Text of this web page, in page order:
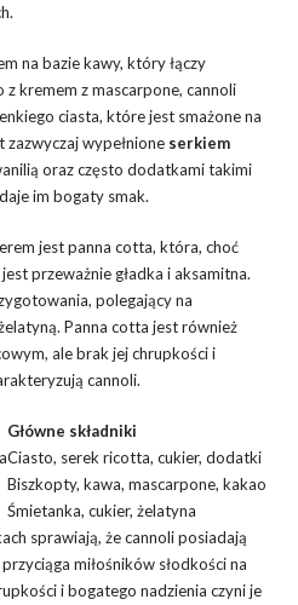
na bazie kawy, który łączy
kremem z mascarpone, cannoli
ciasta, które jest smażone na
wypełnione serkiem
oraz często dodatkami takimi
im bogaty smak.
jest panna cotta, która, choć
przeważnie gładka i aksamitna.
polegający na
Panna cotta jest również
ale brak jej chrupkości i
cannoli.
Główne składniki
Ciasto, serek ricotta, cukier, dodatki
Biszkopty, kawa, mascarpone, kakao
Śmietanka, cukier, żelatyna
sprawiają, że cannoli posiadają
miłośników słodkości na
i bogatego nadzienia czyni je